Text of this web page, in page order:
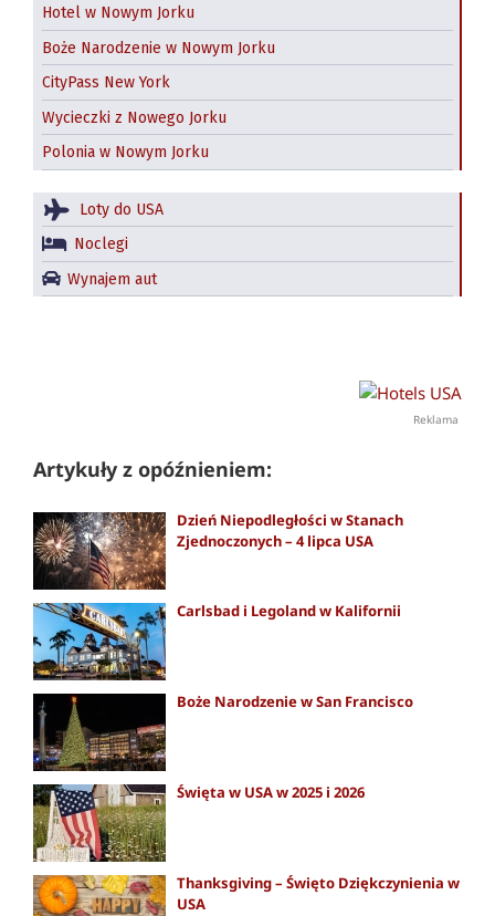
Hotel w Nowym Jorku
Boże Narodzenie w Nowym Jorku
CityPass New York
Wycieczki z Nowego Jorku
Polonia w Nowym Jorku
Loty do USA
Noclegi
Wynajem aut
Reklama
Artykuły z opóźnieniem:
Dzień Niepodległości w Stanach
Zjednoczonych – 4 lipca USA
Carlsbad i Legoland w Kalifornii
Boże Narodzenie w San Francisco
Święta w USA w 2025 i 2026
Thanksgiving – Święto Dziękczynienia w
USA